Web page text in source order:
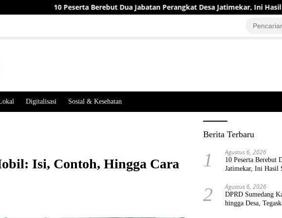
Peserta Berebut Dua Jabatan Perangkat Desa Jatimekar, Ini Hasil Seleksinya
Digitalisasi Sosial & Kesehatan
Isi, Contoh, Hingga Cara
Berita Terbaru
1 Agustus 6, 2026
10 Peserta Berebut
Jatimekar, Ini Hasil
2 Agustus 6, 2026
DPRD Sumedang
hingga Desa,